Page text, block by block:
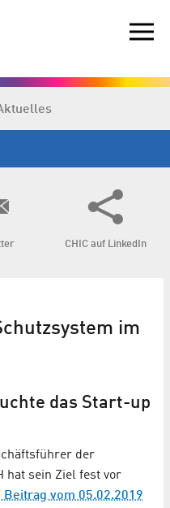
CHIC auf LinkedIn
im
das Start-up
der
hat sein Ziel fest vor
Beitrag vom 05.02.2019